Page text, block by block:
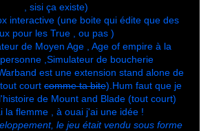
, sisi ça existe)
interactive (une boite qui édite que des
pour les True , ou pas )
de Moyen Age , Age of empire à la
,Simulateur de boucherie
est une extension stand alone de
court comme ta bite).Hum faut que je
de Mount and Blade (tout court)
la flemme , à ouai j'ai une idée !
le jeu était vendu sous forme